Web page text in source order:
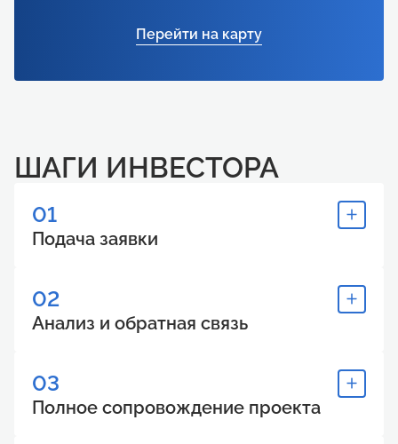
Перейти на карту
ШАГИ ИНВЕСТОРА
01
Подача заявки
02
Анализ и обратная связь
03
Полное сопровождение проекта